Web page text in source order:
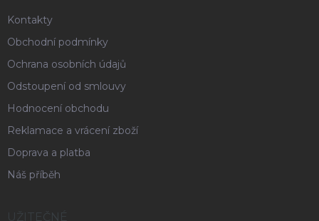
Kontakty
Obchodní podmínky
Ochrana osobních údajů
Odstoupení od smlouvy
Hodnocení obchodu
Reklamace a vrácení zboží
Doprava a platba
Náš příběh
UŽITEČNÉ